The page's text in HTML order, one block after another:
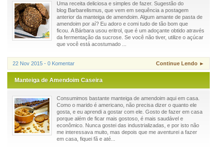
Uma receita deliciosa e simples de fazer. Sugestão do
blog Barbarelismus, que vem em sequência a postagem
anterior da manteiga de amendoim. Algum amante de pasta de
amendoim por aí? Eu adoro e comi tudo de tão bom que
ficou. A Bárbara usou eritrol, que é um adoçante obtido através
da fermentação da sucrose. Se você não tiver, utilize o açúcar
que você está acostumado ...
22 Nov 2015 - 0 Komentar Continue Lendo ►
Manteiga de Amendoim Caseira
Consumimos bastante manteiga de amendoim aqui em casa.
Como o marido é americano, não precisa dizer o quanto ele
gosta, e eu aprendi a gostar com ele. Gosto de fazer em casa
porque além de ficar mais gostoso, é mais saudável e
econômico. Nunca gostei das industrializadas, e por isto não
me interessava muito, mas depois que me aventurei a fazer
em casa, fiquei fã e até...